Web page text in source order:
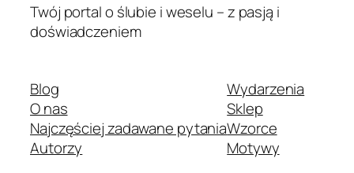
Twój portal o ślubie i weselu – z pasją i
doświadczeniem
Blog
O nas
Najczęściej zadawane pytania
Autorzy
Wydarzenia
Sklep
Wzorce
Motywy